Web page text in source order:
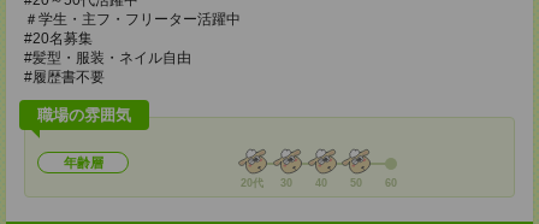
＃学生・主フ・フリーター活躍中
#20名募集
#髪型・服装・ネイル自由
#履歴書不要
職場の雰囲気
年齢層
20代 30 40 50 60